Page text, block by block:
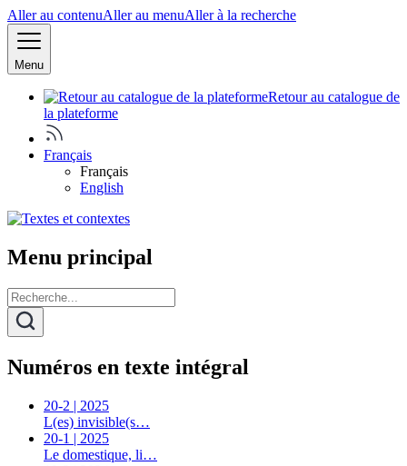
Aller au contenuAller au menuAller à la recherche
Menu
Retour au catalogue de
la plateforme
Français
Français
English
Menu principal
Numéros en texte intégral
20-2 | 2025
L(es) invisible(s…
20-1 | 2025
Le domestique, li…